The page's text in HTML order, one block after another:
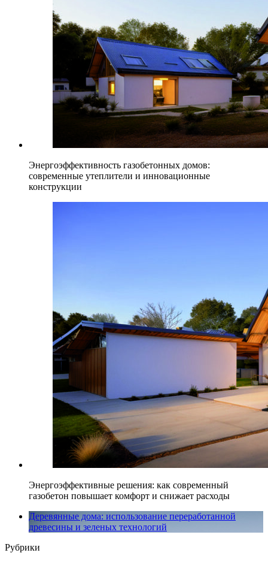
Энергоэффективность газобетонных домов:
современные утеплители и инновационные
конструкции
Энергоэффективные решения: как современный
газобетон повышает комфорт и снижает расходы
Деревянные дома: использование переработанной
древесины и зеленых технологий
Рубрики